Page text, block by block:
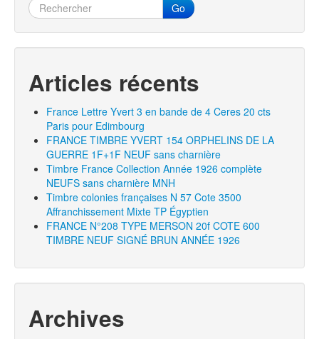
Go
Articles récents
France Lettre Yvert 3 en bande de 4 Ceres 20 cts
Paris pour Edimbourg
FRANCE TIMBRE YVERT 154 ORPHELINS DE LA
GUERRE 1F+1F NEUF sans charnière
Timbre France Collection Année 1926 complète
NEUFS sans charnière MNH
Timbre colonies françaises N 57 Cote 3500
Affranchissement Mixte TP Égyptien
FRANCE N°208 TYPE MERSON 20f COTE 600
TIMBRE NEUF SIGNÉ BRUN ANNÉE 1926
Archives